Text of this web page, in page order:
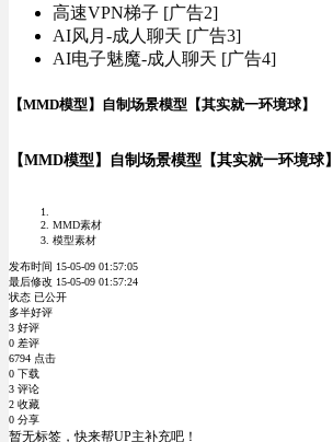
高速VPN梯子 [广告2]
AI风月-成人聊天 [广告3]
AI电子魅魔-成人聊天 [广告4]
【MMD模型】自制场景模型【其实就一环境球】
【MMD模型】自制场景模型【其实就一环境球】
MMD素材
模型素材
发布时间 15-05-09 01:57:05
最后修改 15-05-09 01:57:24
状态 已公开
多半好评
3 好评
0 差评
6794 点击
0 下载
3 评论
2 收藏
0 分享
暂无标签，快来帮UP主补充吧！